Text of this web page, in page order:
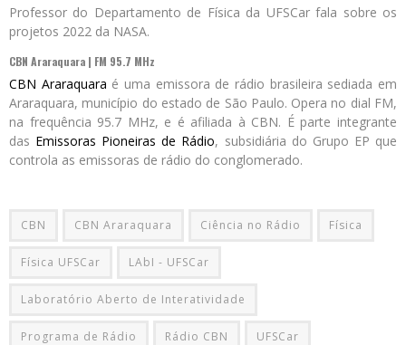
Professor do Departamento de Física da UFSCar fala sobre os
projetos 2022 da NASA.
CBN Araraquara | FM 95.7 MHz
CBN Araraquara é uma emissora de rádio brasileira sediada em
Araraquara, município do estado de São Paulo. Opera no dial FM,
na frequência 95.7 MHz, e é afiliada à CBN. É parte integrante
das Emissoras Pioneiras de Rádio, subsidiária do Grupo EP que
controla as emissoras de rádio do conglomerado.
CBN CBN Araraquara Ciência no Rádio Física
Física UFSCar LAbI - UFSCar
Laboratório Aberto de Interatividade
Programa de Rádio Rádio CBN UFSCar